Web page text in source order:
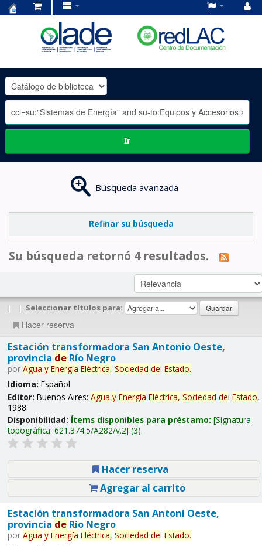
OLADE
-
Ir
Búsqueda avanzada
Refinar su búsqueda
Su búsqueda retornó 4 resultados.
| | Seleccionar títulos para:
Hacer reserva
Estación transformadora San Antonio Oeste,
provincia deRío Negro
por Agua y Energía Eléctrica, Sociedad del Estado.
Idioma: Español
Editor: Buenos Aires: Agua y Energía Eléctrica, Sociedad del Estado,
1988
Disponibilidad: Ítems disponibles para préstamo: Signatura
topográfica: 621.374.5/A282/v.2 (3).
Hacer reserva
Agregar al carrito
Estación transformadora San Antoni Oeste,
provincia deRío Negro
por Agua y Energía Eléctrica, Sociedad del Estado.